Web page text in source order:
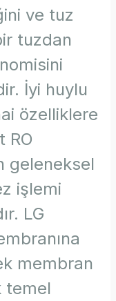
ve tuz
tuzdan
İyi huylu
özelliklere
RO
geleneksel
işlemi
LG
membran
temel